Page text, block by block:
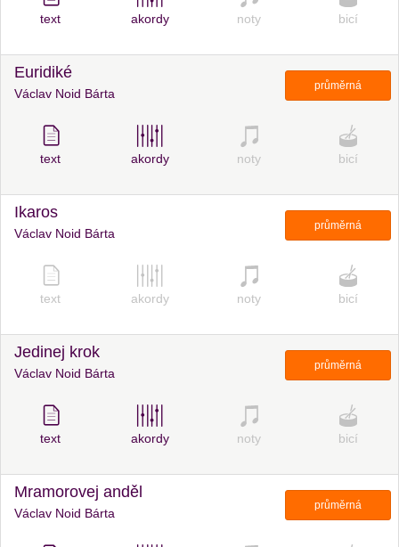
text akordy noty bicí
Euridiké
Václav Noid Bárta
průměrná
text akordy noty bicí
Ikaros
Václav Noid Bárta
průměrná
text akordy noty bicí
Jedinej krok
Václav Noid Bárta
průměrná
text akordy noty bicí
Mramorovej anděl
Václav Noid Bárta
průměrná